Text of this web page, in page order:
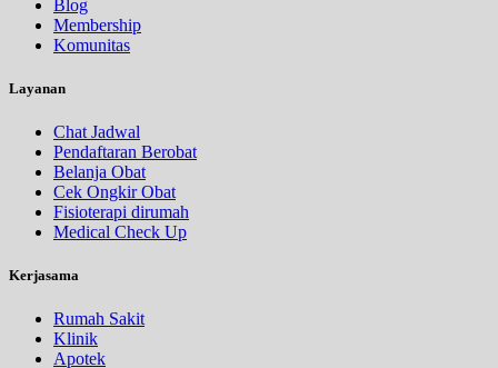
Blog
Membership
Komunitas
Layanan
Chat Jadwal
Pendaftaran Berobat
Belanja Obat
Cek Ongkir Obat
Fisioterapi dirumah
Medical Check Up
Kerjasama
Rumah Sakit
Klinik
Apotek